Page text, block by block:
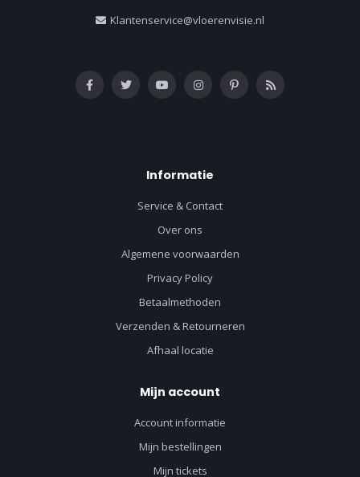
Klantenservice@vloerenvisie.nl
Informatie
Service & Contact
Over ons
Algemene voorwaarden
Privacy Policy
Betaalmethoden
Verzenden & Retourneren
Afhaal locatie
Mijn account
Account informatie
Mijn bestellingen
Mijn tickets